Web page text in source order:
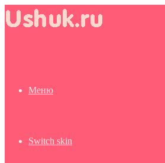
Меню
Switch skin